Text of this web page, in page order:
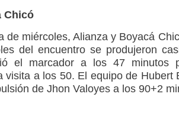
Chicó
de miércoles, Alianza y Boyacá
del encuentro se produjeron
el marcador a los 47 minutos
visita a los 50. El equipo de Hubert
de Jhon Valoyes a los 90+2